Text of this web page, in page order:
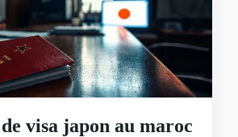
visa japon au maroc